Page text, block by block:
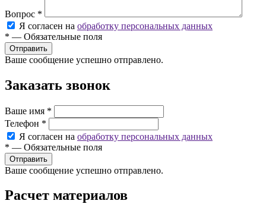
Вопрос *
Я согласен на обработку персональных данных
* — Обязательные поля
Ваше сообщение успешно отправлено.
Заказать звонок
Ваше имя *
Телефон *
Я согласен на обработку персональных данных
* — Обязательные поля
Ваше сообщение успешно отправлено.
Расчет материалов